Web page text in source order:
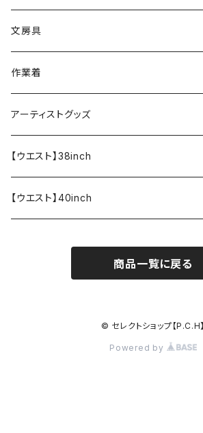
文房具
ペンケース
作業着
アーティストグッズ
【ウエスト】38inch
【ウエスト】40inch
商品一覧に戻る
© セレクトショップ【P.C.H】
Powered by